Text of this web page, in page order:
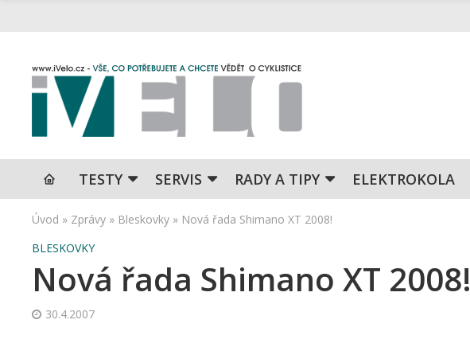
TESTY SERVIS RADY A TIPY ELEKTROKOLA
Úvod » Zprávy » Bleskovky » Nová řada Shimano XT 2008!
BLESKOVKY
Nová řada Shimano XT 2008!
30.4.2007